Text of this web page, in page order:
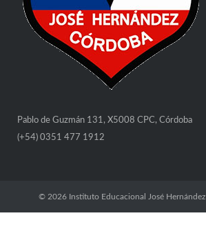
Pablo de Guzmán 131, X5008 CPC, Córdoba
(+54) 0351 477 1912
© 2026 Instituto Educacional José Hernández